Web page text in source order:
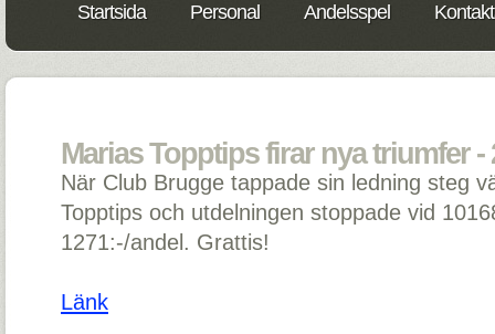
Startsida Personal Andelsspel
Marias Topptips firar nya triumfer -
När Club Brugge tappade sin ledning steg
Topptips och utdelningen stoppade vid
1271:-/andel. Grattis!
Länk